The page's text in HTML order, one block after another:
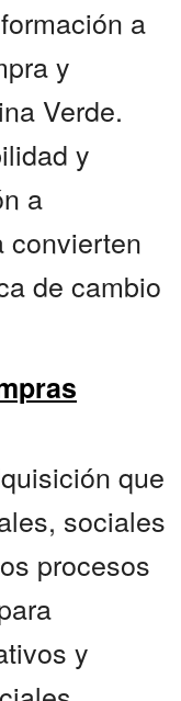
a
y
Verde.
y
a
convierten
de cambio
que
sociales
procesos
y